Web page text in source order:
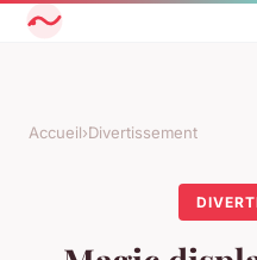
Accueil›Divertissement